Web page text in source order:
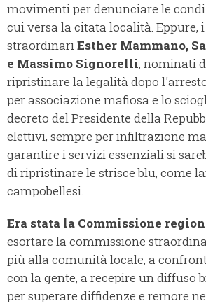
movimenti per denunciare le
cui versa la citata località. Eppure,
straordinariEsther Mammano,
e Massimo Signorelli, nominati
ripristinare la legalità dopo
per associazione mafiosa e lo
decreto del Presidente della
elettivi, sempre per infiltrazione
garantire i servizi essenziali si
di ripristinare le strisce blu, come
campobellesi.
Era stata la Commissione
esortare la commissione
più alla comunità locale, a
con la gente, a recepire un diffuso
per superare diffidenze e remore